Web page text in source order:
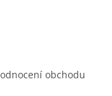
obchodu